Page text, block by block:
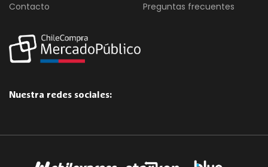
Contacto
Preguntas frecuentes
Nuestra redes sociales: